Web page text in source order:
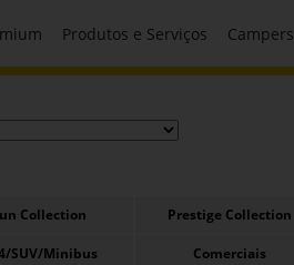
Produtos e Serviços Campers
Collection Prestige Collection
SUV/Minibus Comerciais